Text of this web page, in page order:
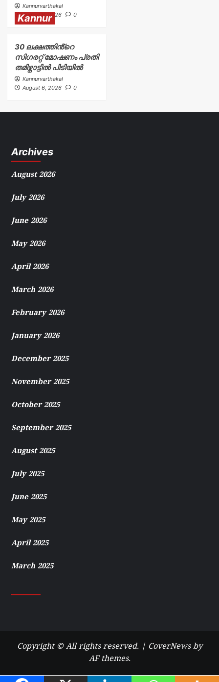
Kannurvarthakal
August 6, 2026
0
Kannur
30 ലക്ഷത്തിൻ്റെ
സിഗരറ്റ് മോഷണം പ്രതി
തമിഴ്നാട്ടിൽ പിടിയിൽ
Kannurvarthakal
August 6, 2026
0
Archives
August 2026
July 2026
June 2026
May 2026
April 2026
March 2026
February 2026
January 2026
December 2025
November 2025
October 2025
September 2025
August 2025
July 2025
June 2025
May 2025
April 2025
March 2025
Copyright © All rights reserved. | CoverNewsby
AF themes.